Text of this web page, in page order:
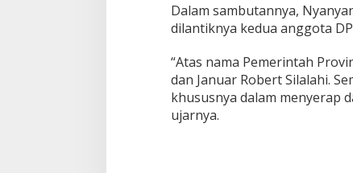
Dalam sambutannya,
dilantiknya kedua anggota
“Atas nama Pemerintah
dan Januar Robert Silalahi.
khususnya dalam menyerap
ujarnya.